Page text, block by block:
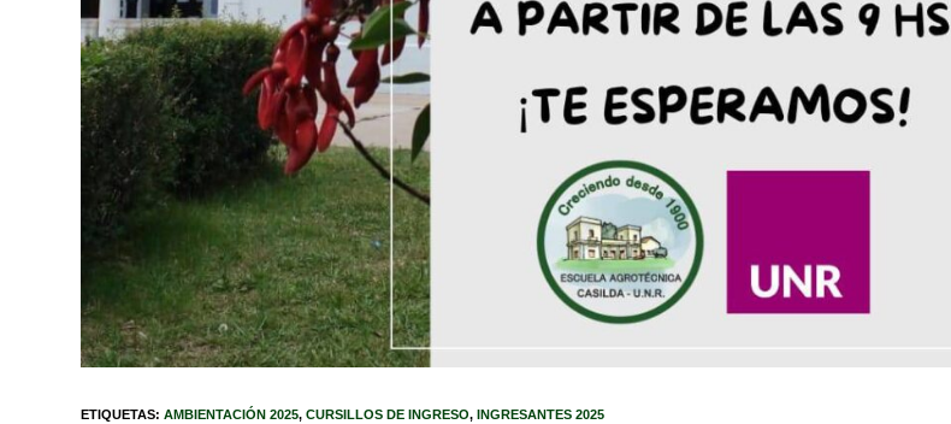
ETIQUETAS:AMBIENTACIÓN 2025, CURSILLOS DE INGRESO, INGRESANTES 2025